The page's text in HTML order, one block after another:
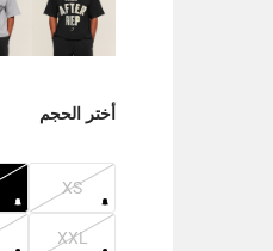
أختر الحجم
XS
XXL